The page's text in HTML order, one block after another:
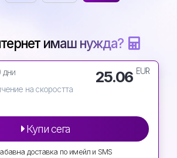
имаш нужда?
дни
на скоростта
25.06 EUR
Купи сега
доставка по имейл и SMS